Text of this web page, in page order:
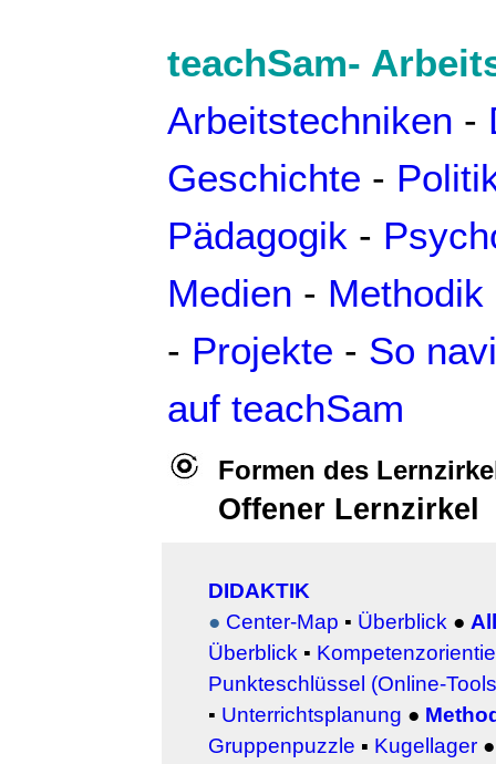
teachSam-
Arbeitstechniken -
Geschichte -
Pädagogik -
Medien -
- Projekte - So
auf teachSam
Formen des
Offener Lernzirkel
DIDAKTIK
● Center-Map ▪ Überblick ●
Überblick ▪
Punkteschlüssel (Online-
▪ Unterrichtsplanung ●
Gruppenpuzzle ▪ Kugellager